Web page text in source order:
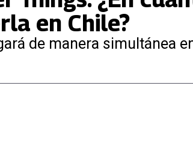
en Chile?
de manera simultánea